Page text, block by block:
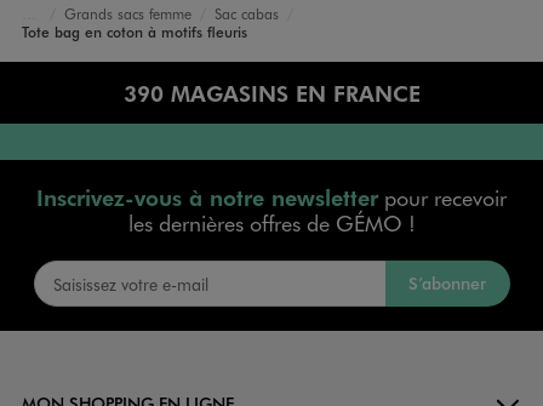
Accueil
Femme
Sacs et Accessoires
Sacs, Petite maroquinerie
Grands sacs femme
Sac cabas
Tote bag en coton à motifs fleuris
390 MAGASINS EN FRANCE
Inscrivez-vous à notre newsletterpour recevoir
les dernières offres de GÉMO !
S’abonner